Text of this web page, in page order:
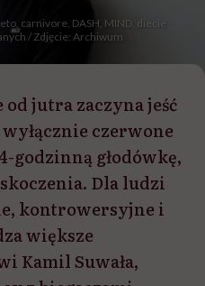
carnivore, DASH, MIND, diecie
/ Zdjęcie: Archiwum
od jutra zaczyna jeść
czerwone
godzinną głodówkę,
Dla ludzi
kontrowersyjne i
większe
Kamil Suwała,